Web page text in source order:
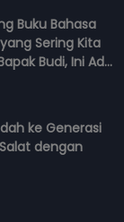
Buku Bahasa
Sering Kita
Budi, Ini Adik
ke Generasi
dengan